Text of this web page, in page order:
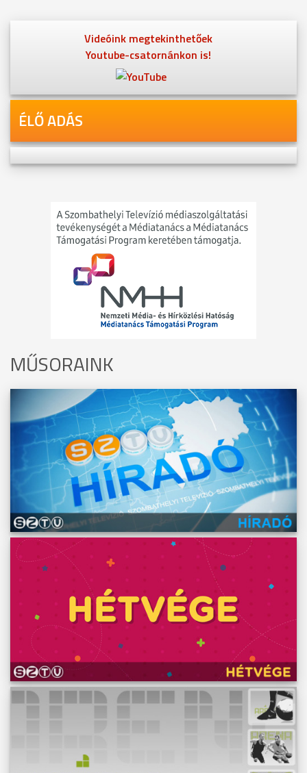
Videóink megtekinthetőek
Youtube-csatornánkon is!
ÉLŐ ADÁS
MŰSORAINK